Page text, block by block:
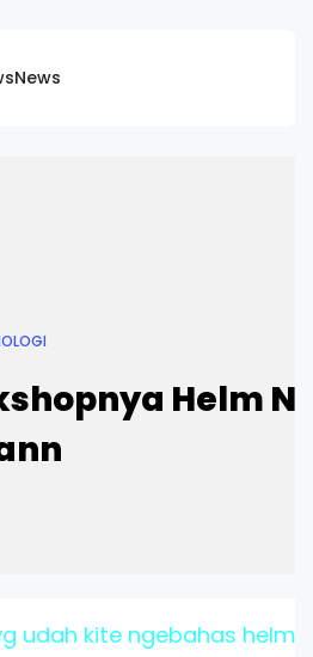
News
Helm
udah kite ngebahas helm